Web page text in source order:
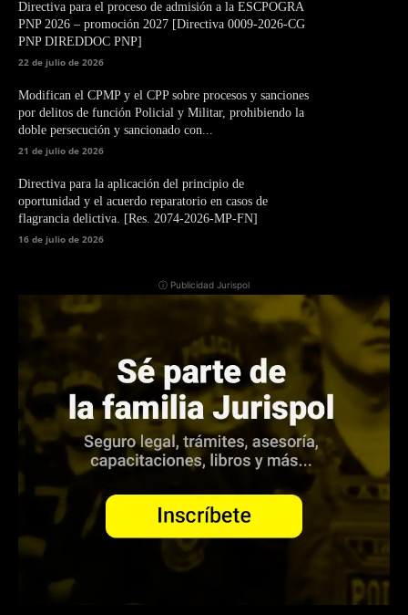
Directiva para el proceso de admisión a la ESCPOGRA
PNP 2026 – promoción 2027 [Directiva 0009-2026-CG
PNP DIREDDOC PNP]
22 de julio de 2026
Modifican el CPMP y el CPP sobre procesos y sanciones
por delitos de función Policial y Militar, prohibiendo la
doble persecución y sancionado con...
21 de julio de 2026
Directiva para la aplicación del principio de
oportunidad y el acuerdo reparatorio en casos de
flagrancia delictiva. [Res. 2074-2026-MP-FN]
16 de julio de 2026
ⓘ Publicidad Jurispol